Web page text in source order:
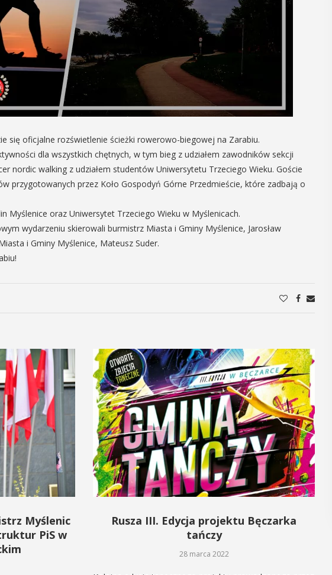
się oficjalne rozświetlenie ścieżki rowerowo-biegowej na Zarabiu.
dla wszystkich chętnych, w tym bieg z udziałem zawodników sekcji
nordic walking z udziałem studentów Uniwersytetu Trzeciego Wieku. Goście
przygotowanych przez Koło Gospodyń Górne Przedmieście, które zadbają o
Myślenice oraz Uniwersytet Trzeciego Wieku w Myślenicach.
wydarzeniu skierowali burmistrz Miasta i Gminy Myślenice, Jarosław
i Gminy Myślenice, Mateusz Suder.
Myślenic
PiS w
Rusza III. Edycja projektu Bęczarka
tańczy
28 marca 2022
16:00 - 17:30
się w naturalne kosmetyki
własnoręcznie. Uuczestnicy
o przyniesienie
...
SZCZEGÓŁY
16
Pedagogicznej
9.00 – 11.00 zajęcia dla dzieci:
Spotkanie z robotami - Ozobot i Photon
zapraszają dzieci do wspólnej zabawy.
Magiczne ...
POKAŻ SZCZEGÓŁY